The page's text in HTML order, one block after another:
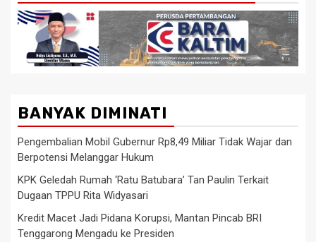
BANYAK DIMINATI
Pengembalian Mobil Gubernur Rp8,49 Miliar Tidak Wajar dan
Berpotensi Melanggar Hukum
KPK Geledah Rumah ‘Ratu Batubara’ Tan Paulin Terkait
Dugaan TPPU Rita Widyasari
Kredit Macet Jadi Pidana Korupsi, Mantan Pincab BRI
Tenggarong Mengadu ke Presiden